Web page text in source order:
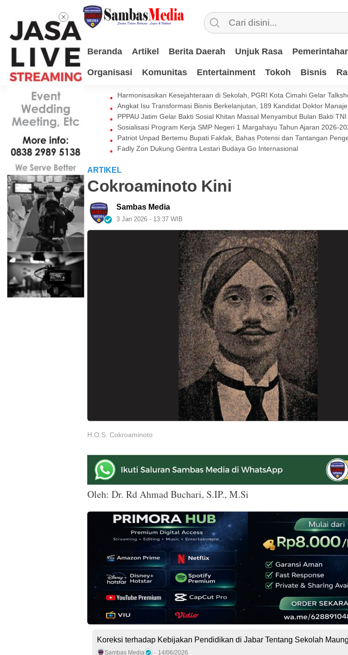
Beranda Artikel Berita Daerah Unjuk Rasa
Organisasi Komunitas Entertainment Tokoh Bisnis
Harmonisasikan Kesejahteraan di Sekolah, PGRI Kota Cimahi Gelar
Angkat Isu Transformasi Bisnis Berkelanjutan, 189 Kandidat Doktor
PPPAU Jatim Gelar Bakti Sosial Khitan Massal Menyambut Bulan Bakti TNI
Sosialisasi Program Kerja SMP Negeri 1 Margahayu Tahun Ajaran 2026-
Patriot Unpad Bertemu Bupati Fakfak, Bahas Potensi dan Tantangan
Fadly Zon Dukung Gentra Lestari Budaya Go Internasional
ARTIKEL
Cokroaminoto Kini
Sambas Media
3 Jan 2026 - 13:37 WIB
H.O.S. Cokroaminoto
Oleh: Dr. Rd Ahmad Buchari, S.IP., M.Si
Koreksi terhadap Kebijakan Pendidikan di Jabar Tentang Sekolah Maung
Sambas Media 14/06/2026